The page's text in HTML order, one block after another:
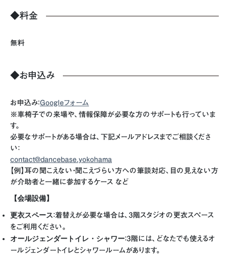
◆料金
無料
◆お申込み
お申込み：Googleフォーム
※車椅子での来場や、情報保障が必要な方のサポートも行っていま
す。
必要なサポートがある場合は、下記メールアドレスまでご相談くださ
い：
contact@dancebase.yokohama
【例】耳の聞こえない・聞こえづらい方への筆談対応、目の見えない方
が介助者と一緒に参加するケース など
【会場設備】
更衣スペース：着替えが必要な場合は、3階スタジオの更衣スペース
をご利用ください。
オールジェンダートイレ・シャワー：3階には、どなたでも使えるオ
ールジェンダートイレとシャワールームがあります。